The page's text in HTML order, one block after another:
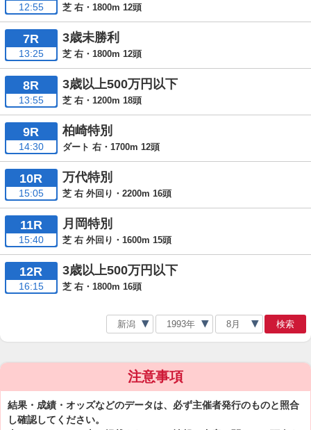
12:55 芝 右・1800m 12頭
7R
13:25
3歳未勝利
芝 右・1800m 12頭
8R
13:55
3歳以上500万円以下
芝 右・1200m 18頭
9R
14:30
柏崎特別
ダート 右・1700m 12頭
10R
15:05
万代特別
芝 右 外回り・2200m 16頭
11R
15:40
月岡特別
芝 右 外回り・1600m 15頭
12R
16:15
3歳以上500万円以下
芝 右・1800m 16頭
検索
注意事項
結果・成績・オッズなどのデータは、必ず主催者発行のものと照合
し確認してください。